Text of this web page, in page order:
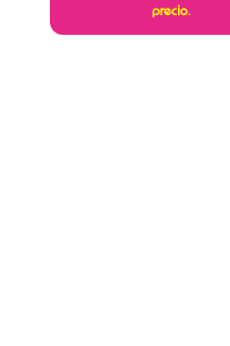
precio.